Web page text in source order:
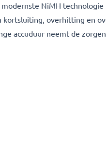
modernste NiMH
kortsluiting, overhitting en
accuduur neemt de